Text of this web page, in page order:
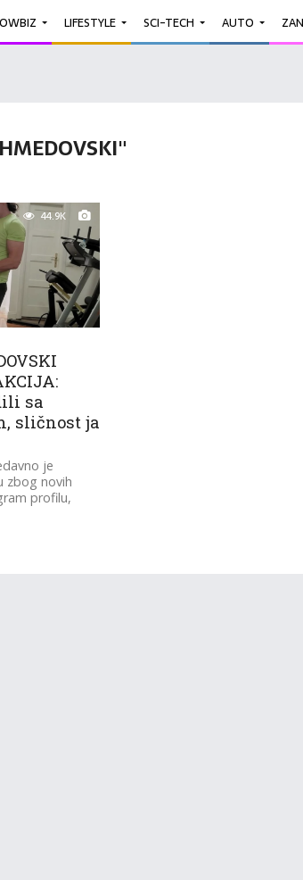
LIFESTYLE SCI-TECH AUTO
44.9K
sa
sličnost ja
je
zbog novih
profilu,